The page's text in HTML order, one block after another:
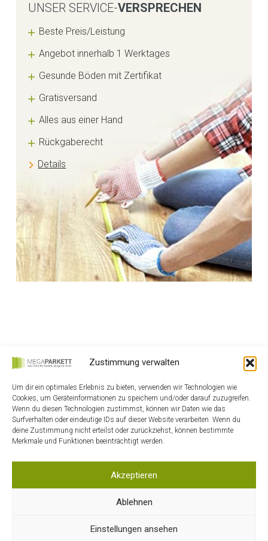
Zustimmung verwalten
Um dir ein optimales Erlebnis zu bieten, verwenden wir Technologien wie
Cookies, um Geräteinformationen zu speichern und/oder darauf zuzugreifen.
Wenn du diesen Technologien zustimmst, können wir Daten wie das
Surfverhalten oder eindeutige IDs auf dieser Website verarbeiten. Wenn du
deine Zustimmung nicht erteilst oder zurückziehst, können bestimmte
Merkmale und Funktionen beeinträchtigt werden.
Akzeptieren
Ablehnen
Einstellungen ansehen
UNSER SERVICE-VERSPRECHEN
Beste Preis/Leistung
Angebot innerhalb 1 Werktages
Gesunde Böden mit Zertifikat
Gratisversand
Alles aus einer Hand
Rückgaberecht
Details
HOME
KONTAKT
WARENKORB
DATENSCHUTZ
AGB
IMPRESSUM